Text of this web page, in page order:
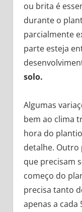
ou brita é
durante o
parcialmente
parte esteja
solo.
Algumas
bem ao clima
hora do
detalhe. Outro
que precisam
começo do
precisa tanto
apenas a cada